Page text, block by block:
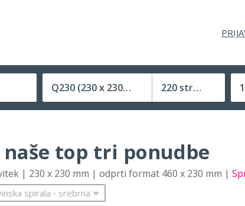
Q230 (230 x 230 mm)
Velikost (zaprte) tiskovine
220 strani
naše top tri ponudbe
| 230 x 230 mm | odprti format 460 x 230 mm |
spirala ‐ srebrna